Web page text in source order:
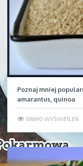
Poznaj mniej
amarantus, quinoa
818890 WYŚWIETLEŃ